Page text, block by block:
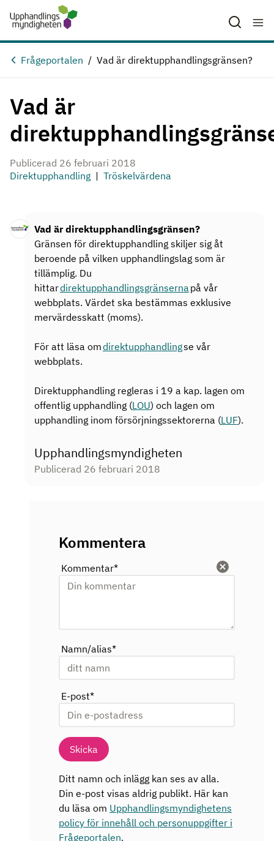
Hoppa till huvudinnehåll
Frågeportalen Vad är direktupphandlingsgränsen?
Vad är
Publicerad 26 februari 2018
Direktupphandling
Tröskelvärdena
Vad är direktupphandlingsgränsen?
Gränsen för direktupphandling skiljer sig åt
beroende på vilken upphandlingslag som är
tillämplig. Du
hittardirektupphandlingsgränserna på vår
webbplats. Värdet ska bestämmas exklusive
mervärdesskatt (moms).
För att läsa omdirektupphandlingse vår
webbplats.
Direktupphandling regleras i 19 a kap. lagen om
offentlig upphandling (LOU) och lagen om
upphandling inom försörjningssektorerna (LUF).
Upphandlingsmyndigheten
Publicerad 26 februari 2018
Kommentera
Rensa
Kommentar*
Namn/alias*
E-post*
Skicka
Ditt namn och inlägg kan ses av alla.
Din e-post visas aldrig publikt. Här kan
du läsa om Upphandlingsmyndighetens
policy för innehåll och personuppgifter i
Frågeportalen.